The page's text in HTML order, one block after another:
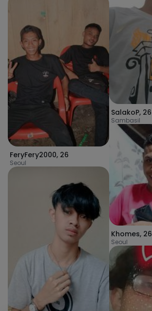
FeryFery2000, 26
Seoul
SalakoP, 26
Sambasil
Khomes, 26
Seoul